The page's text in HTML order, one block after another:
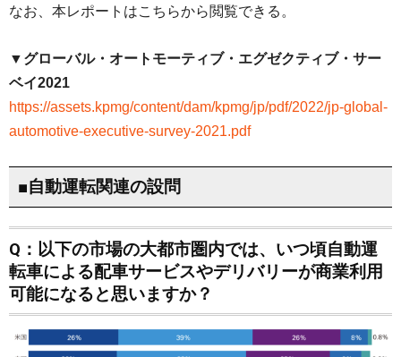
なお、本レポートはこちらから閲覧できる。
▼グローバル・オートモーティブ・エグゼクティブ・サー
ベイ2021
https://assets.kpmg/content/dam/kpmg/jp/pdf/2022/jp-global-
automotive-executive-survey-2021.pdf
■自動運転関連の設問
Q：以下の市場の大都市圏内では、いつ頃自動運
転車による配車サービスやデリバリーが商業利用
可能になると思いますか？